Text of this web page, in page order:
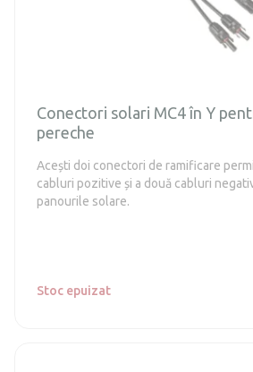
Conectori solari MC4 în Y
pereche
Acești doi conectori de ramificare
cabluri pozitive și a două cabluri
panourile solare.
Stoc epuizat